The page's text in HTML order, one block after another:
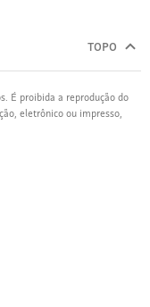
TOPO
É proibida a reprodução do
eletrônico ou impresso,